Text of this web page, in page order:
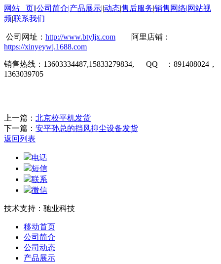
网站 页||公司简介|产品展示||动态|售后服务|销售网络|网站视
频|联系我们
公司网址： http://www.btyljx.com
阿里店铺：
https://xinyeywj.1688.com
销售热线： 13603334487,15833279834, QQ ： 891408024 ，
1363039705
上一篇： 北京校平机发货
下一篇： 安平孙总的挡风抑尘设备发货
返回列表
电话
短信
联系
微信
技术支持：驰业科技
移动首页
公司简介
公司动态
产品展示